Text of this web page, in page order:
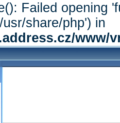
Failed opening
share/php') in
www/